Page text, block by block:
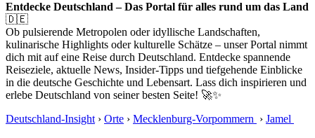
Entdecke Deutschland – Das Portal für alles rund um das Land
🇩🇪
Ob pulsierende Metropolen oder idyllische Landschaften,
kulinarische Highlights oder kulturelle Schätze – unser Portal nimmt
dich mit auf eine Reise durch Deutschland. Entdecke spannende
Reiseziele, aktuelle News, Insider-Tipps und tiefgehende Einblicke
in die deutsche Geschichte und Lebensart. Lass dich inspirieren und
erlebe Deutschland von seiner besten Seite! 🚀✨
Deutschland-Insight › Orte › Mecklenburg-Vorpommern › Jamel